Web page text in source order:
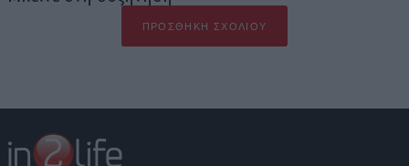
ΠΡΟΣΘΉΚΗ ΣΧΟΛΊΟΥ